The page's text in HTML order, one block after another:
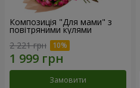
Композиція "Для мами" з
повітряними кулями
2 221 грн
Замовити